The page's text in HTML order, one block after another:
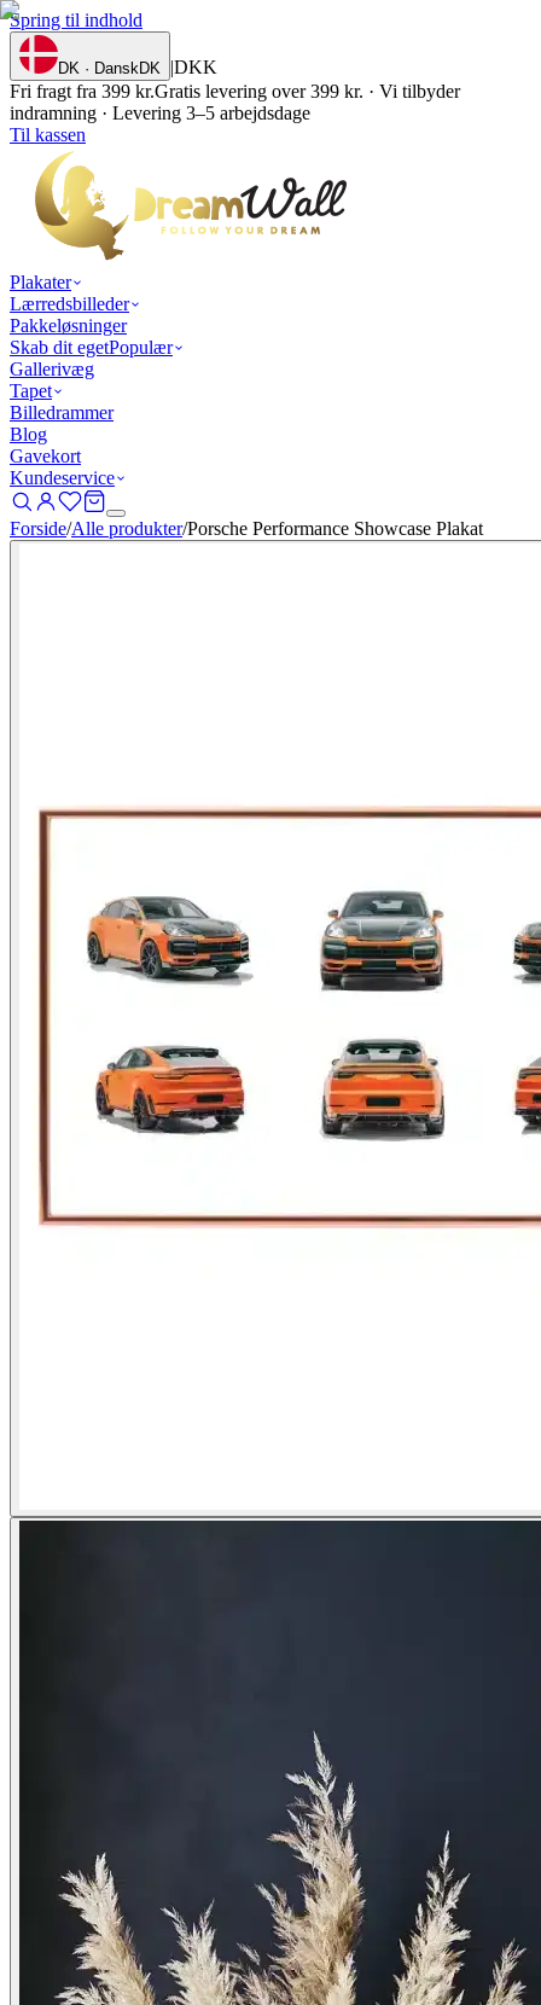
Spring til indhold
DK · DanskDK |DKK
Fri fragt fra 399 kr.Gratis levering over 399 kr. · Vi tilbyder
indramning · Levering 3–5 arbejdsdage
Til kassen
Plakater
Lærredsbilleder
Pakkeløsninger
Skab dit egetPopulær
Gallerivæg
Tapet
Billedrammer
Blog
Gavekort
Kundeservice
Forside/Alle produkter/Porsche Performance Showcase Plakat